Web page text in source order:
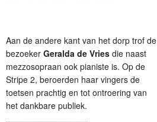
Aan de andere kant van het dorp trof de
bezoeker Geralda de Vries die naast
mezzosopraan ook pianiste is. Op de
Stripe 2, beroerden haar vingers de
toetsen prachtig en tot ontroering van
het dankbare publiek.